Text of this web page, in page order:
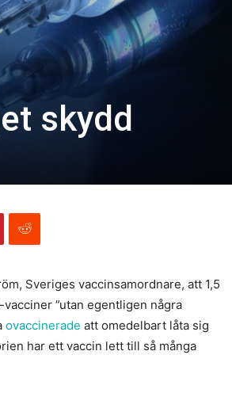
skydd
Sveriges vaccinsamordnare, att 1,5
”utan egentligen några
ovaccinerade att omedelbart låta sig
har ett vaccin lett till så många